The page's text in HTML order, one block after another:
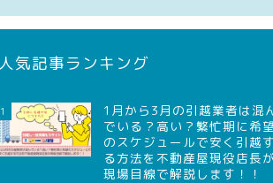
人気記事ランキング
1
1月から3月の引越業者は混
でいる？高い？繁忙期に希望
のスケジュールで安く引越す
る方法を不動産屋現役店長が
現場目線で解説します！！